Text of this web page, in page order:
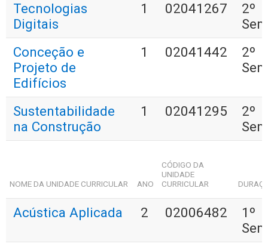
Tecnologias
Digitais
1 02041267
2º
Conceção e
Projeto de
Edifícios
1 02041442
2º
Sustentabilidade
na Construção
1 02041295
2º
NOME DA UNIDADE CURRICULAR ANO
CÓDIGO DA
UNIDADE
CURRICULAR
Acústica Aplicada 2 02006482
1º